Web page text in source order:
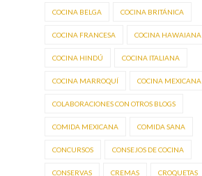
COCINA BELGA COCINA BRITÁNICA
COCINA FRANCESA COCINA HAWAIANA
COCINA HINDÚ COCINA ITALIANA
COCINA MARROQUÍ COCINA MEXICANA
COLABORACIONES CON OTROS BLOGS
COMIDA MEXICANA COMIDA SANA
CONCURSOS CONSEJOS DE COCINA
CONSERVAS CREMAS CROQUETAS